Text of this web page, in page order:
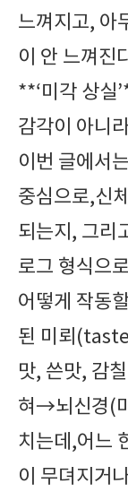
느껴지고, 아
이 안 느껴진
**‘미각 상실
감각이 아니
이번 글에서
중심으로,신
되는지, 그리
로그 형식으
어떻게 작동
된 미뢰
맛, 쓴맛, 감
혀→뇌신경(
치는데,어느
이 무뎌지거